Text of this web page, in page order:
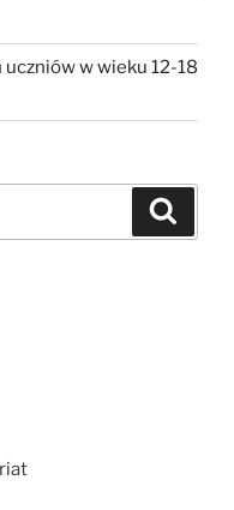
w wieku 12-18